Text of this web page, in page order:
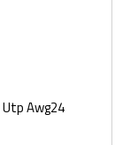
Utp Awg24